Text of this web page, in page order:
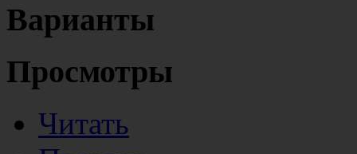
Варианты
Просмотры
Читать